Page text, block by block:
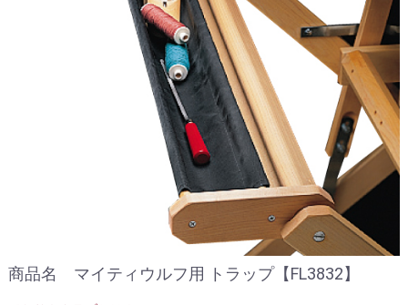
商品名 マイティウルフ用 トラップ【FL3832】